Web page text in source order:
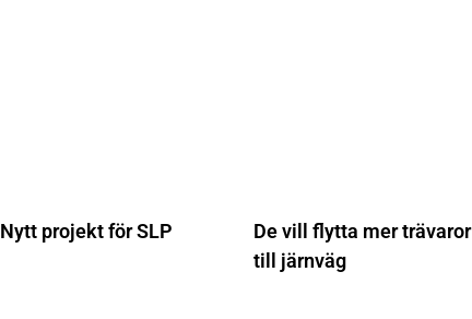
Nytt projekt för SLP
De vill flytta mer trävaror
till järnväg